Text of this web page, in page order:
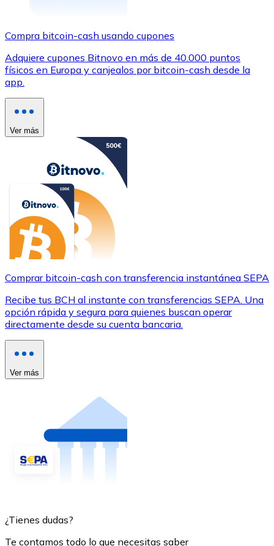
Compra bitcoin-cash usando cupones
Adquiere cupones Bitnovo en más de 40.000 puntos
físicos en Europa y canjealos por bitcoin-cash desde la
app.
Ver más
Comprar bitcoin-cash con transferencia instantánea SEPA
Recibe tus BCH al instante con transferencias SEPA. Una
opción rápida y segura para quienes buscan operar
directamente desde su cuenta bancaria.
Ver más
¿Tienes dudas?
Te contamos todo lo que necesitas saber